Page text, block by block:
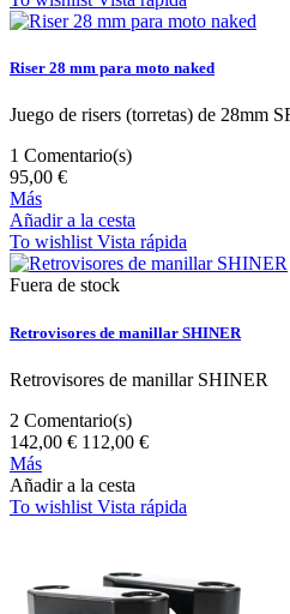
Riser 28 mm para moto naked
Juego de risers (torretas) de 28mm
1 Comentario(s)
95,00 €
Más
Añadir a la cesta
To wishlist Vista rápida
Fuera de stock
Retrovisores de manillar SHINER
Retrovisores de manillar SHINER
2 Comentario(s)
142,00 € 112,00 €
Más
Añadir a la cesta
To wishlist Vista rápida